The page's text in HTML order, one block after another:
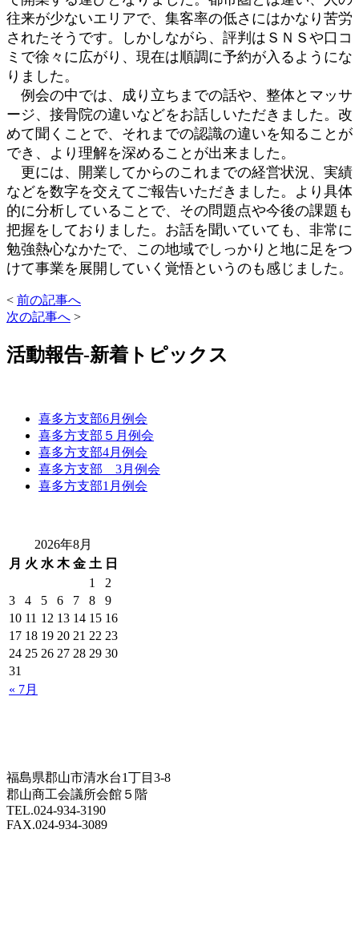
往来が少ないエリアで、集客率の低さにはかなり苦労
されたそうです。しかしながら、評判はＳＮＳや口コ
ミで徐々に広がり、現在は順調に予約が入るようにな
りました。
例会の中では、成り立ちまでの話や、整体とマッサ
ージ、接骨院の違いなどをお話しいただきました。改
めて聞くことで、それまでの認識の違いを知ることが
でき、より理解を深めることが出来ました。
更には、開業してからのこれまでの経営状況、実績
などを数字を交えてご報告いただきました。より具体
的に分析していることで、その問題点や今後の課題も
把握をしておりました。お話を聞いていても、非常に
勉強熱心なかたで、この地域でしっかりと地に足をつ
けて事業を展開していく覚悟というのも感じました。
< 前の記事へ
次の記事へ >
活動報告-新着トピックス
喜多方支部6月例会
喜多方支部５月例会
喜多方支部4月例会
喜多方支部 3月例会
喜多方支部1月例会
2026年8月
月 火 水 木 金 土 日
« 7月
1
2
3
4 5 6 7 8
9
10 11 12 13 14 15 16
17 18 19 20 21 22 23
24 25 26 27 28 29 30
31
福島県郡山市清水台1丁目3-8
郡山商工会議所会館５階
TEL.024-934-3190
FAX.024-934-3089